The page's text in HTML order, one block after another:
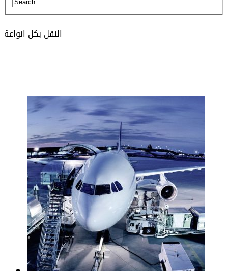
النقل بكل انواعة